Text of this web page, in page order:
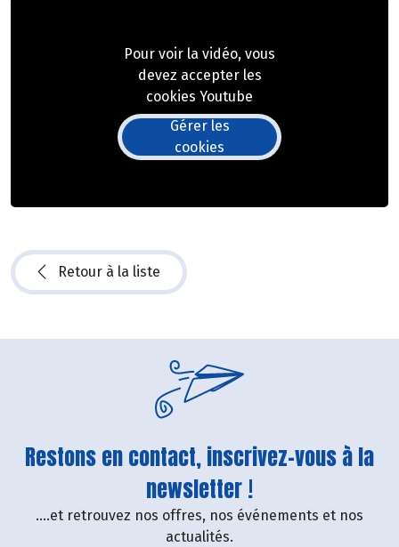
Pour voir la vidéo, vous
devez accepter les
cookies Youtube
Gérer les
cookies
Retour à la liste
Restons en contact, inscrivez-vous à la
newsletter !
....et retrouvez nos offres, nos événements et nos
actualités.